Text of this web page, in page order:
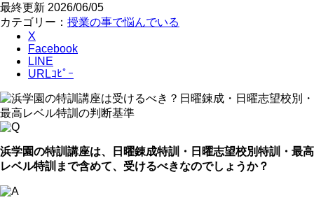
最終更新 2026/06/05
カテゴリー： 授業の事で悩んでいる
X
Facebook
LINE
URLｺﾋﾟｰ
浜学園の特訓講座は、日曜錬成特訓・日曜志望校別特訓・最高
レベル特訓まで含めて、受けるべきなのでしょうか？